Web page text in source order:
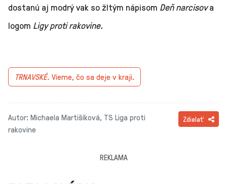
dostanú aj modrý vak so žltým nápisom Deň narcisova
logom Ligy proti rakovine.
TRNAVSKÉ. Vieme, čo sa deje v kraji.
Autor: Michaela Martišíková, TS Liga proti
rakovine
Zdielať
REKLAMA